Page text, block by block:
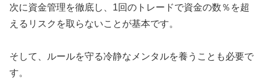
次に資金管理を徹底し、1回のトレードで資金の数％を超
えるリスクを取らないことが基本です。
そして、ルールを守る冷静なメンタルを養うことも必要で
す。